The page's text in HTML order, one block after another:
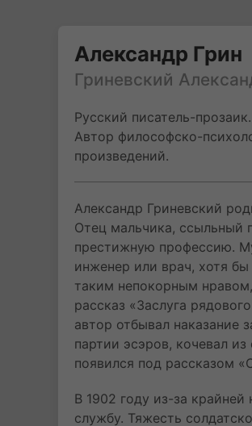
Александр Грин
Гриневский
Русский писатель-
Автор философско-
произведений.
Александр Гриневский
Отец мальчика, ссыльный
престижную профессию.
инженер или врач, хотя
таким непокорным
рассказ «Заслуга
автор отбывал наказание
партии эсэров, кочевал
появился под рассказом
В 1902 году из-за
службу. Тяжесть